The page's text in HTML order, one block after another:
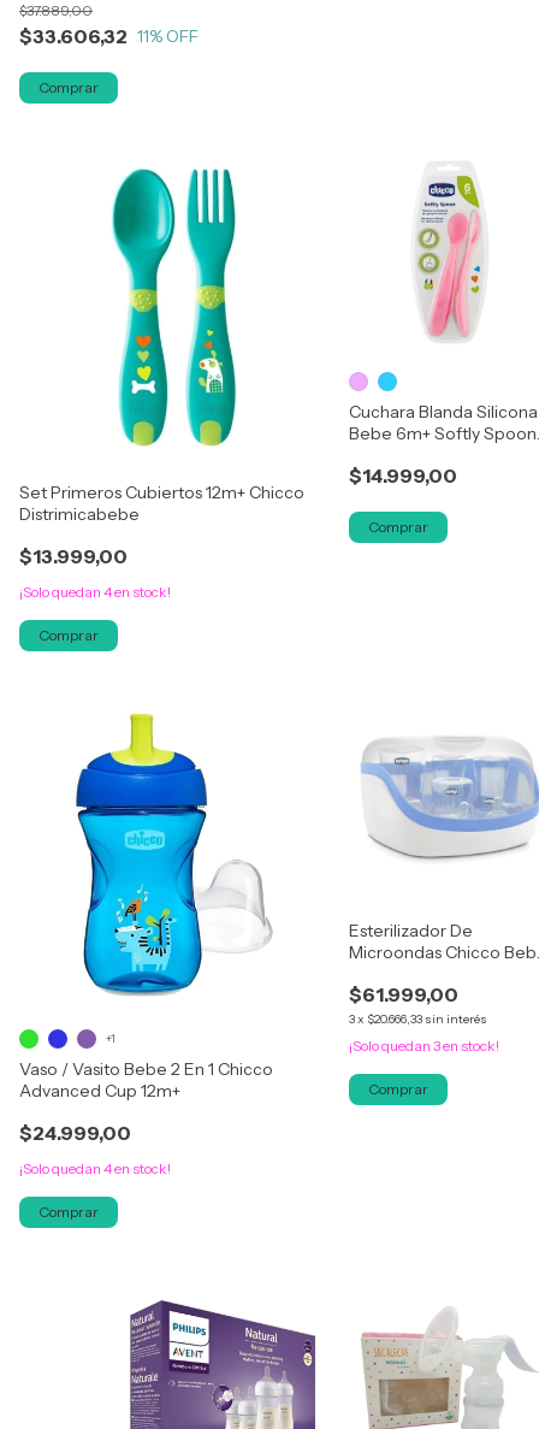
$33.606,32
$37.889,00
11% OFF
Set Primeros Cubiertos 12m+ Chicco
Distrimicabebe
$13.999,00
¡Solo quedan 4en stock!
Cuchara Blanda Silicona
Bebe 6m+ Softly Spoon
$14.999,00
Comprar
Vaso / Vasito Bebe 2 En 1 Chicco
Advanced Cup 12m+
$24.999,00
¡Solo quedan 4en stock!
+1
Comprar
Esterilizador De
Microondas Chicco
$61.999,00
3x $20.666,33 sin interés
¡Solo quedan 3en stock!